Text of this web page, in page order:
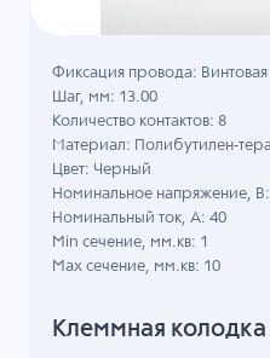
Клеммная колодка
Фиксация провода: Винтовая
Шаг, мм: 13.00
Количество контактов: 8
Материал: Полибутилен-
Цвет: Черный
Номинальное напряжение,
Номинальный ток, А: 40
Min сечение, мм.кв: 1
Max сечение, мм.кв: 10